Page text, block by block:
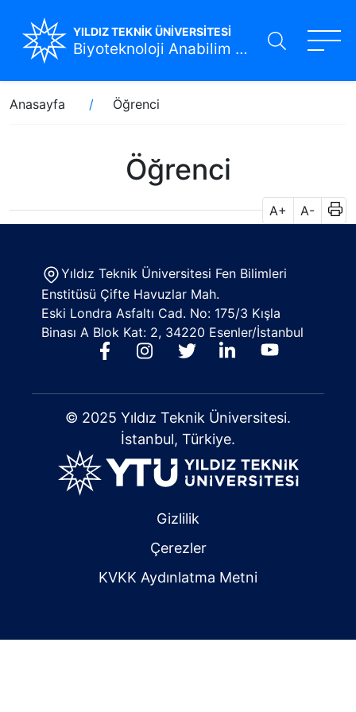
içeriğe
YILDIZ TEKNİK ÜNİVERSİTESİ
Biyoteknoloji Anabilim Dalı
Sayfa
yolu
Anasayfa Öğrenci
Öğrenci
A+ A-
Yıldız Teknik Üniversitesi Fen Bilimleri
Enstitüsü Çifte Havuzlar Mah.
Eski Londra Asfaltı Cad. No: 175/3 Kışla
Binası A Blok Kat: 2, 34220 Esenler/İstanbul
© 2025 Yıldız Teknik Üniversitesi.
İstanbul, Türkiye.
Gizlilik
Çerezler
KVKK Aydınlatma Metni